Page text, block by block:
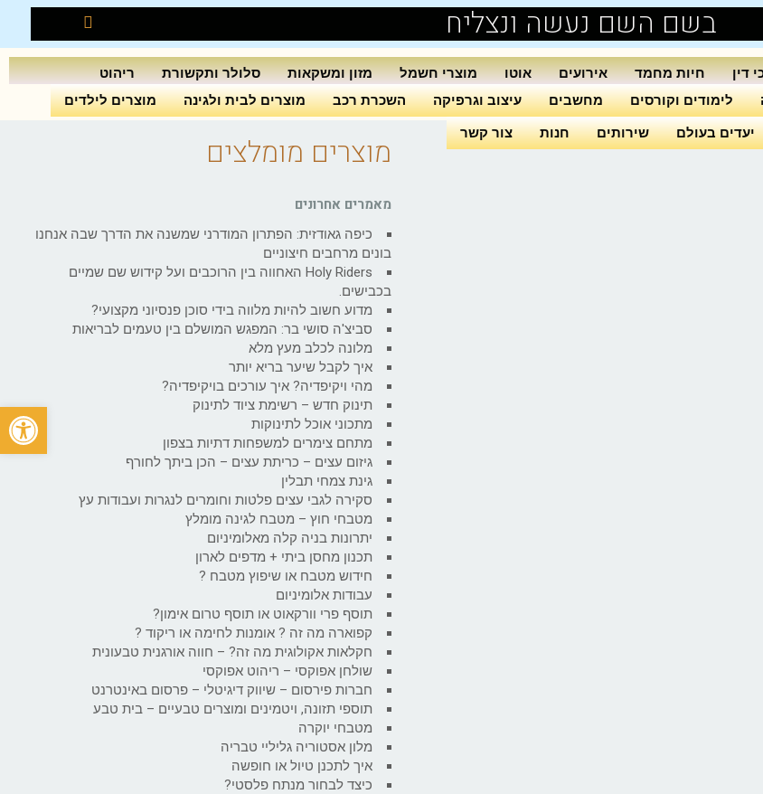
בשם השם נעשה ונצליח
דין חיות מחמד אירועים אוטו מוצרי חשמל מזון ומשקאות סלולר ותקשורת
ריהוט
לימודים וקורסים מחשבים עיצוב וגרפיקה השכרת רכב מוצרים לבית ולגינה מוצרים לילדים
יעדים בעולם שירותים חנות צור קשר מוצרים מומלצים
מאמרים אחרונים
כיפה גאודזית: הפתרון המודרני שמשנה את הדרך שבה אנחנו
בונים מרחבים חיצוניים
Holy Riders האחווה בין הרוכבים ועל קידוש שם שמיים
בכבישים.
מדוע חשוב להיות מלווה בידי סוכן פנסיוני מקצועי?
סביצ'ה סושי בר: המפגש המושלם בין טעמים לבריאות
מלונה לכלב מעץ מלא
איך לקבל שיער בריא יותר
מהי ויקיפדיה? איך עורכים בויקיפדיה?
תינוק חדש – רשימת ציוד לתינוק
מתכוני אוכל לתינוקות
מתחם צימרים למשפחות דתיות בצפון
גיזום עצים – כריתת עצים – הכן ביתך לחורף
גינת צמחי תבלין
סקירה לגבי עצים פלטות וחומרים לנגרות ועבודות עץ
מטבחי חוץ – מטבח לגינה מומלץ
יתרונות בניה קלה מאלומיניום
תכנון מחסן ביתי + מדפים לארון
חידוש מטבח או שיפוץ מטבח ?
עבודות אלומיניום
תוסף פרי וורקאוט או תוסף טרום אימון?
קפוארה מה זה ? אומנות לחימה או ריקוד ?
חקלאות אקולוגית מה זה? – חווה אורגנית טבעונית
שולחן אפוקסי – ריהוט אפוקסי
חברות פירסום – שיווק דיגיטלי – פרסום באינטרנט
תוספי תזונה, ויטמינים ומוצרים טבעיים – בית טבע
מטבחי יוקרה
מלון אסטוריה גליליי טבריה
איך לתכנן טיול או חופשה
כיצד לבחור מנתח פלסטי?